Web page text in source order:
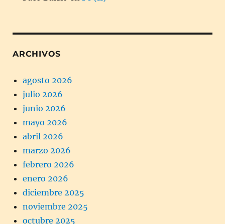
ARCHIVOS
agosto 2026
julio 2026
junio 2026
mayo 2026
abril 2026
marzo 2026
febrero 2026
enero 2026
diciembre 2025
noviembre 2025
octubre 2025